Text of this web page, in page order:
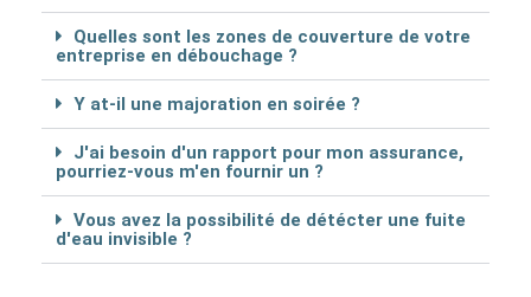
Quelles sont les zones de couverture de votre
entreprise en débouchage ?
Y at-il une majoration en soirée ?
J'ai besoin d'un rapport pour mon assurance,
pourriez-vous m'en fournir un ?
Vous avez la possibilité de détécter une fuite
d'eau invisible ?